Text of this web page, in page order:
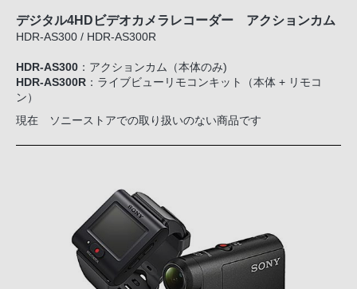
デジタル4HDビデオカメラレコーダー アクションカム
HDR-AS300 / HDR-AS300R
HDR-AS300 ：アクションカム（本体のみ)
HDR-AS300R ：ライブビューリモコンキット（本体 + リモコ
ン）
現在 ソニーストアでの取り扱いのない商品です